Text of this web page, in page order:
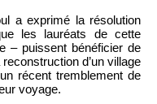
a exprimé la résolution
les lauréats de cette
– puissent bénéficier de
d’un village
récent tremblement de
voyage.